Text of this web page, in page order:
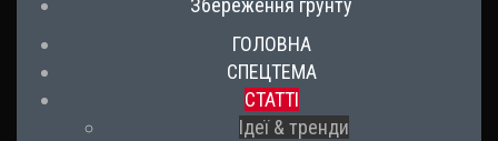
Збереження грунту
ГОЛОВНА
СПЕЦТЕМА
СТАТТІ
Ідеї & тренди